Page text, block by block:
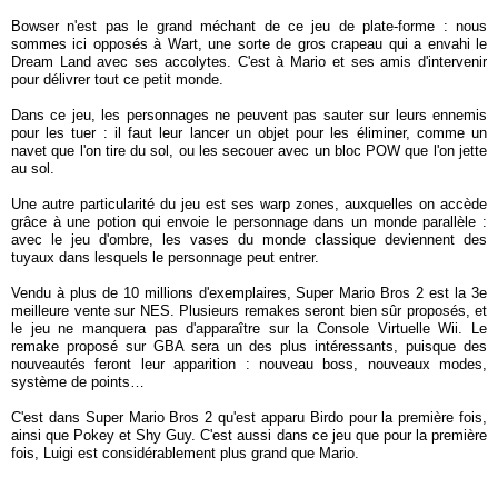
Bowser n'est pas le grand méchant de ce jeu de plate-forme : nous
sommes ici opposés à Wart, une sorte de gros crapeau qui a envahi le
Dream Land avec ses accolytes. C'est à Mario et ses amis d'intervenir
pour délivrer tout ce petit monde.
Dans ce jeu, les personnages ne peuvent pas sauter sur leurs ennemis
pour les tuer : il faut leur lancer un objet pour les éliminer, comme un
navet que l'on tire du sol, ou les secouer avec un bloc POW que l'on jette
au sol.
Une autre particularité du jeu est ses warp zones, auxquelles on accède
grâce à une potion qui envoie le personnage dans un monde parallèle :
avec le jeu d'ombre, les vases du monde classique deviennent des
tuyaux dans lesquels le personnage peut entrer.
Vendu à plus de 10 millions d'exemplaires, Super Mario Bros 2 est la 3e
meilleure vente sur NES. Plusieurs remakes seront bien sûr proposés, et
le jeu ne manquera pas d'apparaître sur la Console Virtuelle Wii. Le
remake proposé sur GBA sera un des plus intéressants, puisque des
nouveautés feront leur apparition : nouveau boss, nouveaux modes,
système de points…
C'est dans Super Mario Bros 2 qu'est apparu Birdo pour la première fois,
ainsi que Pokey et Shy Guy. C'est aussi dans ce jeu que pour la première
fois, Luigi est considérablement plus grand que Mario.